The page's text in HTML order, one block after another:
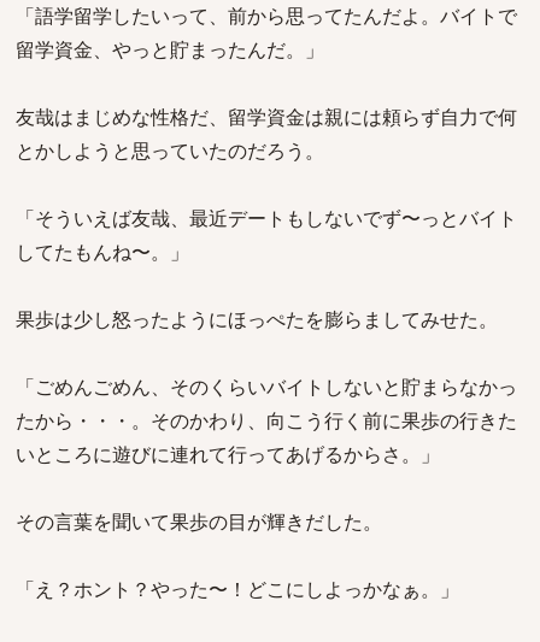
「語学留学したいって、前から思ってたんだよ。バイトで
留学資金、やっと貯まったんだ。」
友哉はまじめな性格だ、留学資金は親には頼らず自力で何
とかしようと思っていたのだろう。
「そういえば友哉、最近デートもしないでず〜っとバイト
してたもんね〜。」
果歩は少し怒ったようにほっぺたを膨らましてみせた。
「ごめんごめん、そのくらいバイトしないと貯まらなかっ
たから・・・。そのかわり、向こう行く前に果歩の行きた
いところに遊びに連れて行ってあげるからさ。」
その言葉を聞いて果歩の目が輝きだした。
「え？ホント？やった〜！どこにしよっかなぁ。」